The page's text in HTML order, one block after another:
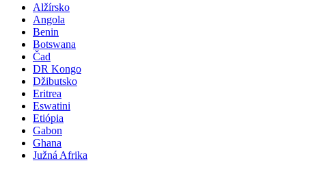
Alžírsko
Angola
Benin
Botswana
Čad
DR Kongo
Džibutsko
Eritrea
Eswatini
Etiópia
Gabon
Ghana
Južná Afrika